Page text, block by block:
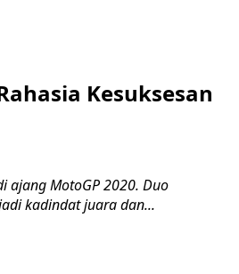
Kesuksesan
ajang MotoGP 2020. Duo
kadindat juara dan...